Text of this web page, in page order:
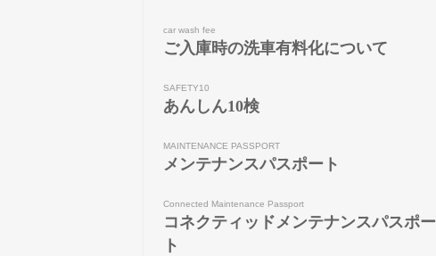
car wash fee
ご入庫時の洗車有料化について
SAFETY10
あんしん10検
MAINTENANCE PASSPORT
メンテナンスパスポート
Connected Maintenance Passport
コネクティッドメンテナンスパスポー
ト